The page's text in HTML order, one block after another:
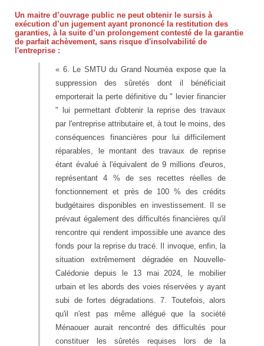
Un maitre d’ouvrage public ne peut obtenir le sursis à
exécution d’un jugement ayant prononcé la restitution des
garanties, à la suite d’un prolongement contesté de la garantie
de parfait achèvement, sans risque d'insolvabilité de
l'entreprise :
« 6. Le SMTU du Grand Nouméa expose que la
suppression des sûretés dont il bénéficiait
emporterait la perte définitive du " levier financier
" lui permettant d'obtenir la reprise des travaux
par l'entreprise attributaire et, à tout le moins, des
conséquences financières pour lui difficilement
réparables, le montant des travaux de reprise
étant évalué à l'équivalent de 9 millions d'euros,
représentant 4 % de ses recettes réelles de
fonctionnement et près de 100 % des crédits
budgétaires disponibles en investissement. Il se
prévaut également des difficultés financières qu'il
rencontre qui rendent impossible une avance des
fonds pour la reprise du tracé. Il invoque, enfin, la
situation extrêmement dégradée en Nouvelle-
Calédonie depuis le 13 mai 2024, le mobilier
urbain et les abords des voies réservées y ayant
subi de fortes dégradations. 7. Toutefois, alors
qu'il n'est pas même allégué que la société
Ménaouer aurait rencontré des difficultés pour
constituer les sûretés requises lors de la